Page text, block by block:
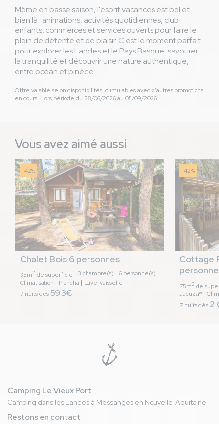
Même en basse saison, l'esprit vacances est bel et
bien là : animations, activités quotidiennes, club
enfants, commerces et services ouverts pour faire le
plein de détente et de plaisir. C'est le moment parfait
pour explorer les Landes et le Pays Basque, savourer
la tranquilité et découvrir une nature authentique,
entre océan et pinède.
Offre valable selon disponibilités, cumulables avec d'autres promotions
en cours. Hors période du 28/06/2026 au 05/09/2026.
Vous avez aimé aussi
-42%
Chalet Bois 6 personnes
35m2 de superficie 3 chambre(s)
6 personne(s)
Climatisation
Plancha
Lave-vaisselle
7 nuits dès593€
-42%
Cottage
75m2 de
Jacuzzi®
7 nuits dès 2
Camping Le Vieux Port
Camping dans les Landes à Messanges en Nouvelle-Aquitaine
Restons en contact